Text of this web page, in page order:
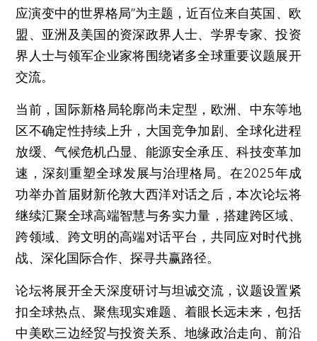
应演变中的世界格局”为主题，近百位来自英国、欧
盟、亚洲及美国的资深政界人士、学界专家、投资
界人士与领军企业家将围绕诸多全球重要议题展开
交流。
当前，国际新格局轮廓尚未定型，欧洲、中东等地
区不确定性持续上升，大国竞争加剧、全球化进程
放缓、气候危机凸显、能源安全承压、科技变革加
速，深刻重塑全球发展与治理格局。在2025年成
功举办首届财新伦敦大西洋对话之后，本次论坛将
继续汇聚全球高端智慧与务实力量，搭建跨区域、
跨领域、跨文明的高端对话平台，共同应对时代挑
战、深化国际合作、探寻共赢路径。
论坛将展开全天深度研讨与坦诚交流，议题设置紧
扣全球热点、聚焦现实难题、着眼长远未来，包括
中美欧三边经贸与投资关系、地缘政治走向、前沿